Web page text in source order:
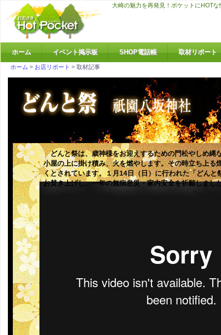
大崎の魅力を再発見！ポケットにHOT
ホーム イベント掲示板 SHOP電話帳 取材リポート
ホーム > お店リポート > 取材記事